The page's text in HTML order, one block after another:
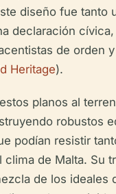
diseño fue tanto
declaración
de orden
Heritage).
planos al
robustos
podían resistir
clima de Malta. Su
de los ideales